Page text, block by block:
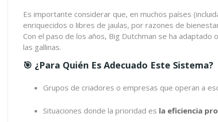
Es importante considerar que, en muchos países
enriquecidos o libres de jaulas, por razones de
Con el paso de los años, Big Dutchman se ha
las gallinas.
🎯 ¿Para Quién Es Adecuado Este Sistema?
Grupos de criadores o empresas que operan a
Situaciones donde la prioridad es la eficiencia